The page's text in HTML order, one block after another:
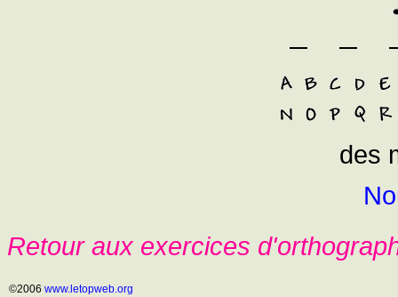
des
Retour aux exercices
©2006 www.letopweb.org